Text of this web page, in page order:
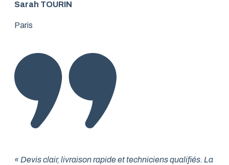
Sarah TOURIN
Paris
« Devis clair, livraison rapide et techniciens qualifiés. La